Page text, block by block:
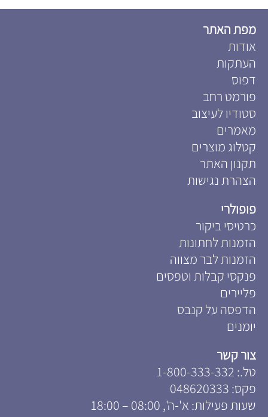
מפת האתר
אודות
העתקות
דפוס
פורמט רחב
סטודיו לעיצוב
מאמרים
קטלוג מוצרים
תקנון האתר
הצהרת נגישות
פופולרי
כרטיסי ביקור
הזמנות לחתונות
הזמנות לבר מצווה
פנקסי קבלות וטפסים
פליירים
הדפסה על קנבס
יומנים
צור קשר
טל.: 1-800-333-332
פקס: 048620333
שעות פעילות: א'-ה', 08:00 – 18:00